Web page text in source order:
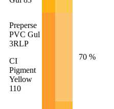
Preperse
PVC Gul
3RLP
CI
Pigment
Yellow
110
70 %